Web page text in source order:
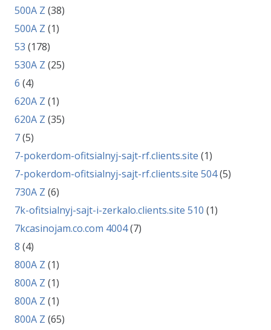
500A Z (38)
500A Z (1)
53 (178)
530A Z (25)
6 (4)
620A Z (1)
620A Z (35)
7(5)
7-pokerdom-ofitsialnyj-sajt-rf.clients.site (1)
7-pokerdom-ofitsialnyj-sajt-rf.clients.site 504(5)
730A Z (6)
7k-ofitsialnyj-sajt-i-zerkalo.clients.site 510 (1)
7kcasinojam.co.com 4004(7)
8 (4)
800A Z (1)
800A Z (1)
800A Z (1)
800A Z (65)